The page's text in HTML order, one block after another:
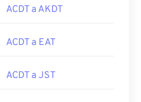
ACDT a AKDT
ACDT a EAT
ACDT a JST